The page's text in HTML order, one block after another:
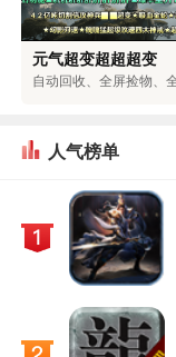
元气超变超超超变
人气榜单